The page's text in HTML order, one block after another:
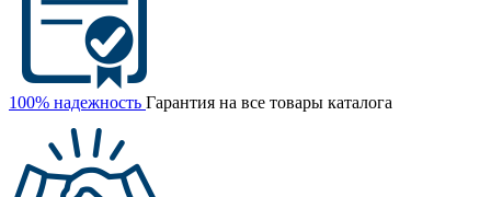
100% надежность Гарантия на все товары каталога